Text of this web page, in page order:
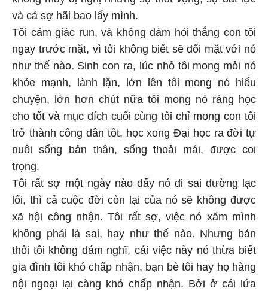
và cả sợ hãi bao lấy mình.
Tôi cảm giác run, và không dám hỏi thẳng con tôi
ngay trước mặt, vì tôi không biết sẽ đối mặt với nó
như thế nào. Sinh con ra, lúc nhỏ tôi mong mỏi nó
khỏe mạnh, lành lặn, lớn lên tôi mong nó hiểu
chuyện, lớn hơn chút nữa tôi mong nó ráng học
cho tốt và mục đích cuối cùng tôi chỉ mong con tôi
trở thành công dân tốt, học xong Đại học ra đời tự
nuôi sống bản thân, sống thoải mái, được coi
trọng.
Tôi rất sợ một ngày nào đấy nó đi sai đường lạc
lối, thì cả cuộc đời còn lại của nó sẽ không được
xã hội công nhận. Tôi rất sợ, việc nó xăm mình
không phải là sai, hay như thế nào. Nhưng bản
thôi tôi không dám nghĩ, cái việc này nó thừa biết
gia đình tôi khó chấp nhận, bạn bè tôi hay họ hàng
nội ngoại lại càng khó chấp nhận. Bởi ở cái lứa